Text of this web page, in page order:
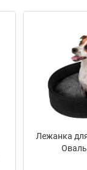
Лежанка